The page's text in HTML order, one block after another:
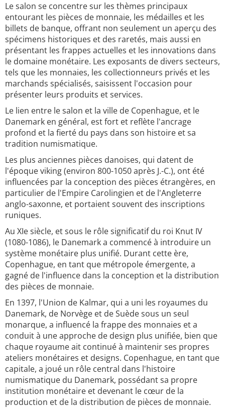
Le salon se concentre sur les thèmes principaux
entourant les pièces de monnaie, les médailles et les
billets de banque, offrant non seulement un aperçu des
spécimens historiques et des raretés, mais aussi en
présentant les frappes actuelles et les innovations dans
le domaine monétaire. Les exposants de divers secteurs,
tels que les monnaies, les collectionneurs privés et les
marchands spécialisés, saisissent l'occasion pour
présenter leurs produits et services.
Le lien entre le salon et la ville de Copenhague, et le
Danemark en général, est fort et reflète l'ancrage
profond et la fierté du pays dans son histoire et sa
tradition numismatique.
Les plus anciennes pièces danoises, qui datent de
l'époque viking (environ 800-1050 après J.-C.), ont été
influencées par la conception des pièces étrangères, en
particulier de l'Empire Carolingien et de l'Angleterre
anglo-saxonne, et portaient souvent des inscriptions
runiques.
Au XIe siècle, et sous le rôle significatif du roi Knut IV
(1080-1086), le Danemark a commencé à introduire un
système monétaire plus unifié. Durant cette ère,
Copenhague, en tant que métropole émergente, a
gagné de l'influence dans la conception et la distribution
des pièces de monnaie.
En 1397, l'Union de Kalmar, qui a uni les royaumes du
Danemark, de Norvège et de Suède sous un seul
monarque, a influencé la frappe des monnaies et a
conduit à une approche de design plus unifiée, bien que
chaque royaume ait continué à maintenir ses propres
ateliers monétaires et designs. Copenhague, en tant que
capitale, a joué un rôle central dans l'histoire
numismatique du Danemark, possédant sa propre
institution monétaire et devenant le cœur de la
production et de la distribution de pièces de monnaie.